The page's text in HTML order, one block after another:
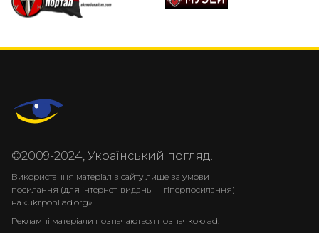
©2009-2024, Український погляд.
Використання матеріалів сайту лише за умови
посилання (для інтернет-видань — гіперпосилання)
на «ukrpohliad.org».
Рекламні матеріали позначаються позначкою ad.